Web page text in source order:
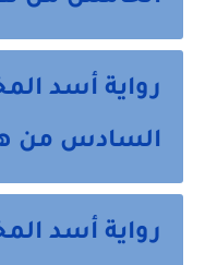
رواية أسد
السادس من
رواية أسد